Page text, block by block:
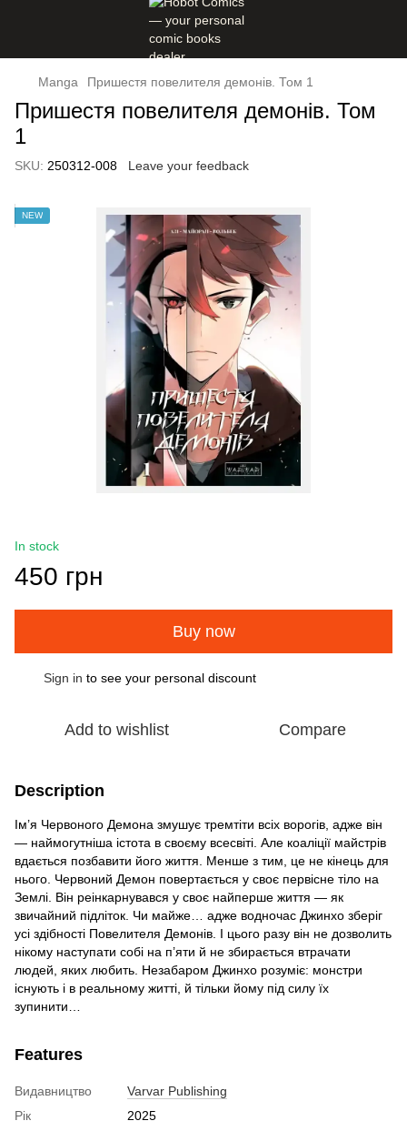
Manga Пришестя повелителя демонів. Том 1
Пришестя повелителя демонів. Том
1
SKU: 250312-008 Leave your feedback
NEW
In stock
450 грн
Buy now
Sign in to see your personal discount
Add to wishlist Compare
Description
Ім’я Червоного Демона змушує тремтіти всіх ворогів, адже він
— наймогутніша істота в своєму всесвіті. Але коаліції майстрів
вдається позбавити його життя. Менше з тим, це не кінець для
нього. Червоний Демон повертається у своє первісне тіло на
Землі. Він реінкарнувався у своє найперше життя — як
звичайний підліток. Чи майже… адже водночас Джинхо зберіг
усі здібності Повелителя Демонів. І цього разу він не дозволить
нікому наступати собі на п’яти й не збирається втрачати
людей, яких любить. Незабаром Джинхо розуміє: монстри
існують і в реальному житті, й тільки йому під силу їх
зупинити…
Features
Видавництво
Varvar Publishing
Рік
2025